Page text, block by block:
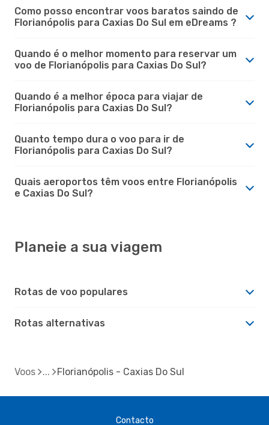
Como posso encontrar voos baratos saindo de
Florianópolis para Caxias Do Sul em eDreams ?
Quando é o melhor momento para reservar um
voo de Florianópolis para Caxias Do Sul?
Quando é a melhor época para viajar de
Florianópolis para Caxias Do Sul?
Quanto tempo dura o voo para ir de
Florianópolis para Caxias Do Sul?
Quais aeroportos têm voos entre Florianópolis
e Caxias Do Sul?
Planeie a sua viagem
Rotas de voo populares
Rotas alternativas
Voos Florianópolis - Caxias Do Sul
Contacto